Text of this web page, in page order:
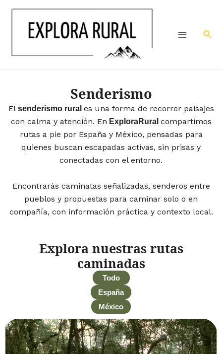
contenido
Menu
Senderismo
El senderismo rural es una forma de recorrer paisajes
con calma y atención. En ExploraRural compartimos
rutas a pie por España y México, pensadas para
quienes buscan escapadas activas, sin prisas y
conectadas con el entorno.
Encontrarás caminatas señalizadas, senderos entre
pueblos y propuestas para caminar solo o en
compañía, con información práctica y contexto local.
Explora nuestras rutas
caminadas
Todo
España
México